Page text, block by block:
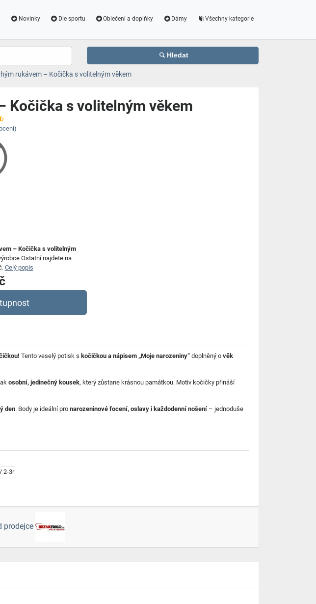
Novinky Dle sportu Oblečení a doplňky Dámy Všechny kategorie
Hledat
rukávem – Kočička s volitelným věkem
Kočička s volitelným věkem
– Kočička s volitelným
Ostatní najdete na
Celý popis
Tento veselý potisk s kočičkou a nápisem „Moje narozeniny“ doplněný o věk
osobní, jedinečný kousek, který zůstane krásnou památkou. Motiv kočičky přináší
den. Body je ideální pro narozeninové focení, oslavy i každodenní nošení – jednoduše
2-3r
prodejce